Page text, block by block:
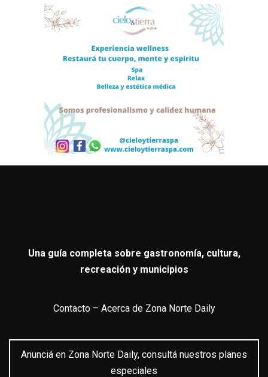
Una guía completa sobre gastronomía, cultura,
recreación y municipios
Contacto– Acerca de Zona Norte Daily
Anunciá en Zona Norte Daily, consultá nuestros planes
especiales